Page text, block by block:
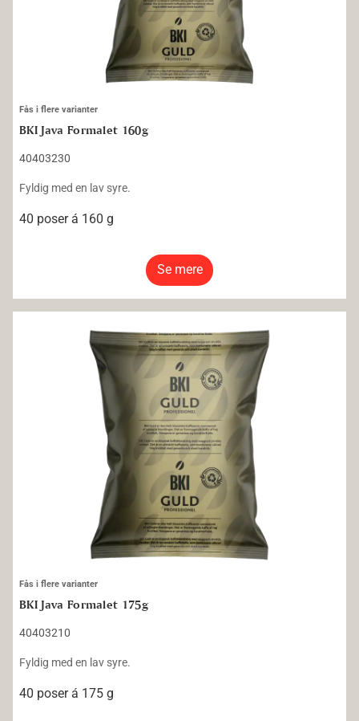
Fås i flere varianter
BKI Java Formalet 160g
40403230
Fyldig med en lav syre.
40 poser á 160 g
Se mere
Fås i flere varianter
BKI Java Formalet 175g
40403210
Fyldig med en lav syre.
40 poser á 175 g